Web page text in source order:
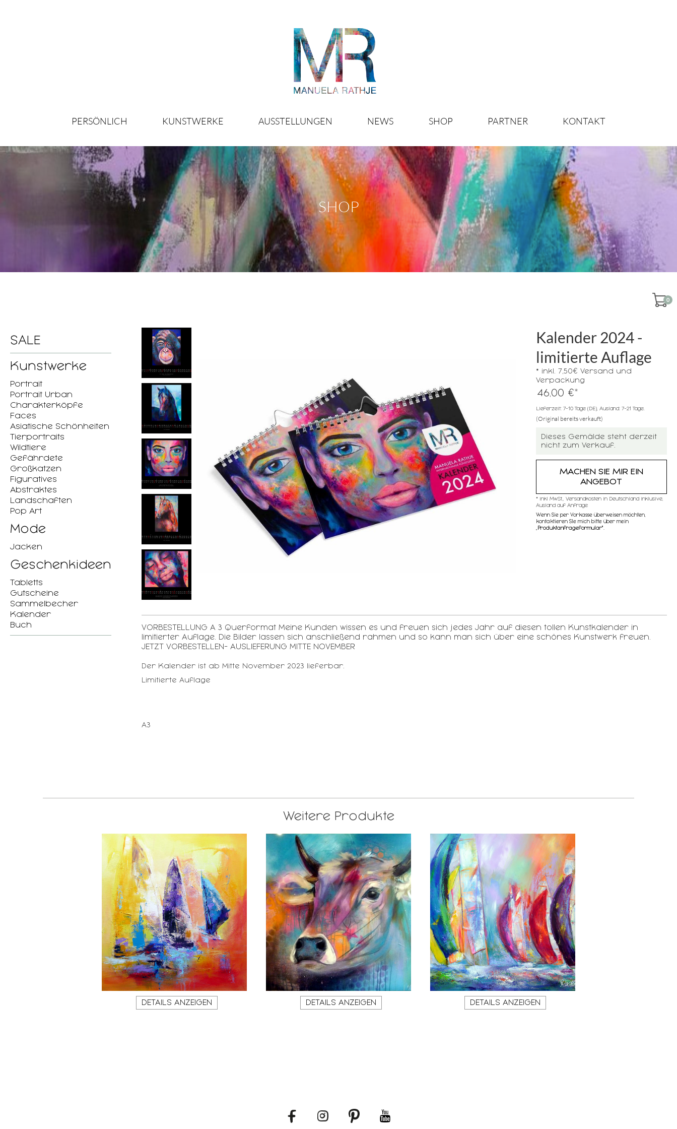
PERSÖNLICH KUNSTWERKE AUSSTELLUNGEN NEWS SHOP PARTNER KONTAKT
SHOP
0
SALE
Kunstwerke
Portrait
Portrait Urban
Charakterköpfe
Faces
Asiatische Schönheiten
Tierportraits
Wildtiere
Gefährdete
Großkatzen
Figuratives
Abstraktes
Landschaften
Pop Art
Mode
Jacken
Geschenkideen
Tabletts
Gutscheine
Sammelbecher
Kalender
Buch
Kalender 2024 -
limitierte Auflage
* inkl. 7,50€ Versand und
Verpackung
46,00 €*
Lieferzeit: 7-10 Tage (DE), Ausland: 7-21 Tage.
(Original bereits verkauft)
Dieses Gemälde steht derzeit
nicht zum Verkauf.
MACHEN SIE MIR EIN
ANGEBOT
* inkl MwSt,, Versandkosten in Deutschland inklusive,
Ausland auf Anfrage
Wenn Sie per Vorkasse überweisen möchten,
kontaktieren SIe mich bitte über mein
Produktanfrageformular"
VORBESTELLUNG A 3 Querformat Meine Kunden wissen es und freuen sich jedes Jahr auf diesen tollen Kunstkalender in
limitierter Auflage. Die Bilder lassen sich anschließend rahmen und so kann man sich über eine schönes Kunstwerk freuen.
JETZT VORBESTELLEN- AUSLIEFERUNG MITTE NOVEMBER
Der Kalender ist ab Mitte November 2023 lieferbar.
Limitierte Auflage
A3
Weitere Produkte
DETAILS ANZEIGEN DETAILS ANZEIGEN DETAILS ANZEIGEN